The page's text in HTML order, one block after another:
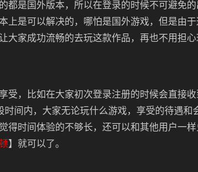
都是国外版本，所以在登录的时候不可避免
上是可以解决的，哪怕是国外游戏，但是由
大家成功流畅的去玩这款作品，再也不用担
受，比如在大家初次登录注册的时候会直接
时间内，大家无论玩什么游戏，享受的待遇和
得时间体验的不够长，还可以和其他用户一
】就可以了。